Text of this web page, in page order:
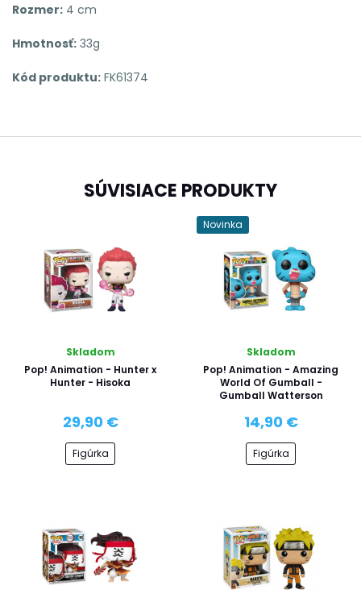
Rozmer: 4 cm
Hmotnosť: 33g
Kód produktu: FK61374
SÚVISIACE PRODUKTY
Skladom
Pop! Animation - Hunter x
Hunter - Hisoka
29,90 €
Figúrka
Novinka
Skladom
Pop! Animation - Amazing
World Of Gumball -
Gumball Watterson
14,90 €
Figúrka